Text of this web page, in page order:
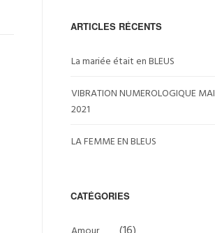
ARTICLES RÉCENTS
La mariée était en BLEUS
VIBRATION NUMEROLOGIQUE MAI
2021
LA FEMME EN BLEUS
CATÉGORIES